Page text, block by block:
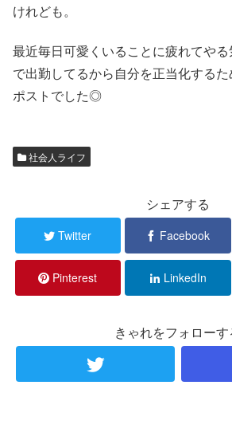
けれども。
最近毎日可愛くいることに疲れてや
で出勤してるから自分を正当化する
ポストでした◎
社会人ライフ
シェアする
Twitter Facebook
Pinterest LinkedIn
きゃれをフォローす